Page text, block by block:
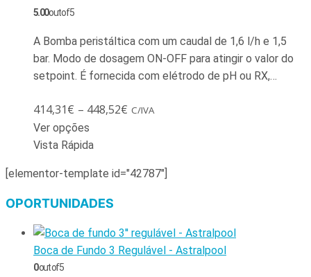
5.00out of 5
A Bomba peristáltica com um caudal de 1,6 l/h e 1,5
bar. Modo de dosagem ON-OFF para atingir o valor do
setpoint. É fornecida com elétrodo de pH ou RX,…
414,31€ – 448,52€ C/IVA
Ver opções
Vista Rápida
[elementor-template id="42787"]
OPORTUNIDADES
Boca de Fundo 3 Regulável - Astralpool
0out of 5